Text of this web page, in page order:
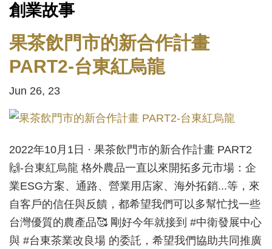
創業故事
果茶飲門市的新合作計畫
PART2-台東紅烏龍
Jun 26, 23
2022年10月1日 · 果茶飲門市的新合作計畫 PART2
🙌-台東紅烏龍 格外農品一直以來開拓多元市場：企
業ESG方案、通路、營業用店家、海外拓銷...等，來
自客戶的信任與反饋，都希望我們可以多幫忙找一些
台灣優質的農產品🥰 剛好今年就接到 #中衛發展中心
與 #台東茶業改良場 的委託，希望我們協助共同推廣